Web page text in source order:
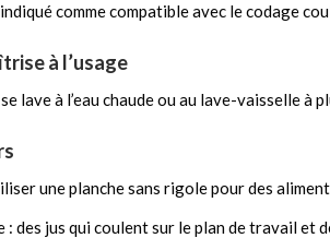
comme compatible avec le codage
à l’usage
lave à l’eau chaude ou au lave-vaisselle à
une planche sans rigole pour des
: des jus qui coulent sur le plan de travail et